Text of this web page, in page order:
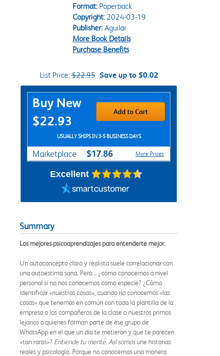
Format:Paperback
Copyright:2024-03-19
Publisher:Aguilar
More Book Details
Purchase Benefits
List Price:$22.95 Save up to $0.02
Purchase Options
Buy New
$22.93
Add to Cart
USUALLY SHIPS IN 3-5 BUSINESS DAYS
Marketplace $17.86 More Prices
Excellent
Summary
Los mejores psicoaprendizajes para entenderte mejor.
Un autoconcepto claro y realista suele correlacionar con
una autoestima sana. Pero... ¿cómo conocernos a nivel
personal si no nos conocemos como especie? ¿Cómo
identificar «nuestras cosas», cuando no conocemos «las
cosas» que tenemos en común con toda la plantilla de la
empresa o los compañeros de la clase o nuestros primos
lejanos o quienes forman parte de ese grupo de
WhatsApp en el que un día te metieron y que te parecen
«tan raros»? Entiende tu mente. Así somosune historias
reales y psicología. Porque no conocemos una manera